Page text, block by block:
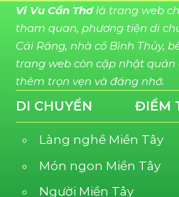
Vi Vu Cần Thơlà trang web
tham quan, phương tiện di
Cái Răng, nhà cổ Bình Thủy,
trang web còn cập nhật quán
thêm trọn vẹn và đáng nhớ.
DI CHUYỂN ĐIỂM
Làng nghề Miền Tây
Món ngon Miền Tây
Người Miền Tây